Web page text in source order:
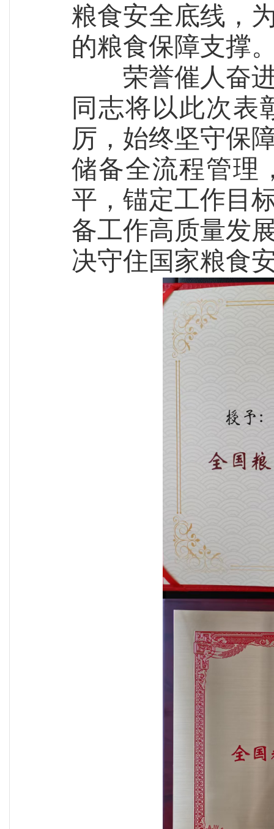
粮食安全底线，
的粮食保障支撑
荣誉催人奋
同志将以此次表
厉，始终坚守保
储备全流程管理
平 ， 锚定工作目
备工作高质量发
决守住国家粮食